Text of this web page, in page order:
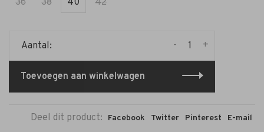
Aantal: +
-
Toevoegen aan winkelwagen
Deel dit product: Facebook Twitter Pinterest E-mail